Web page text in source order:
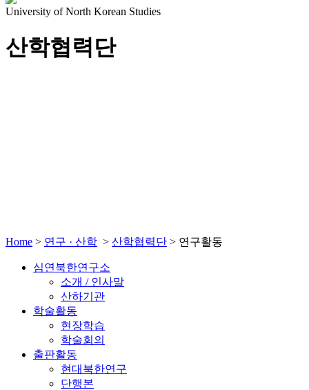
University of North Korean Studies
산학협력단
Home > 연구 · 산학 > 산학협력단 > 연구활동
심연북한연구소
소개 / 인사말
산하기관
학술활동
현장학습
학술회의
출판활동
현대북한연구
단행본